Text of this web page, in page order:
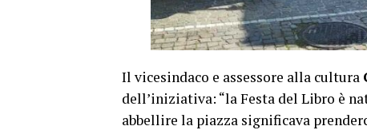
Il vicesindaco e assessore alla cultura
dell’iniziativa: “la Festa del Libro è
abbellire la piazza significava